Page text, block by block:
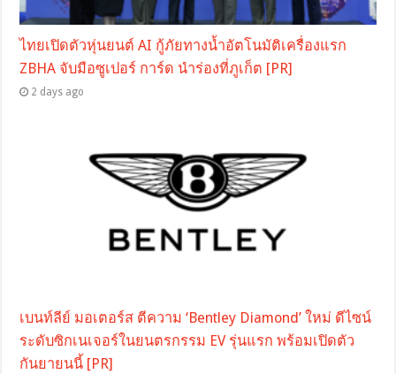
ไทยเปิดตัวหุ่นยนต์ AI กู้ภัยทางน้ำอัตโนมัติเครื่องแรก
ZBHA จับมือซูเปอร์ การ์ด นำร่องที่ภูเก็ต [PR]
2 days ago
เบนท์ลีย์ มอเตอร์ส ตีความ ‘Bentley Diamond’ ใหม่ ดีไซน์
ระดับซิกเนเจอร์ในยนตรกรรม EV รุ่นแรก พร้อมเปิดตัว
กันยายนนี้ [PR]